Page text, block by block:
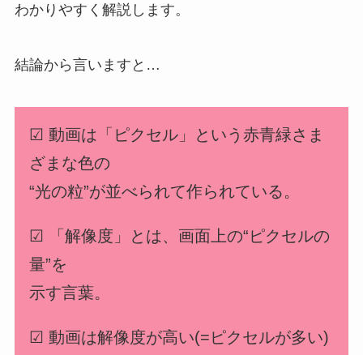
わかりやすく解説します。
結論から言いますと…
☑︎ 動画は「ピクセル」という赤青緑さま
ざまな色の
“光の粒”が並べられて作られている。
☑︎ 「解像度」とは、画面上の“ピクセルの
量”を
示す言葉。
☑︎ 動画は解像度が高い(=ピクセルが多い)